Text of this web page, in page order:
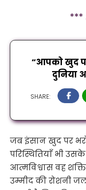
***
“आपको खुद पर
दुनिया
SHARE:
जब इंसान खुद पर
परिस्थितियाँ भी
आत्मविश्वास वह
उम्मीद की रोशनी